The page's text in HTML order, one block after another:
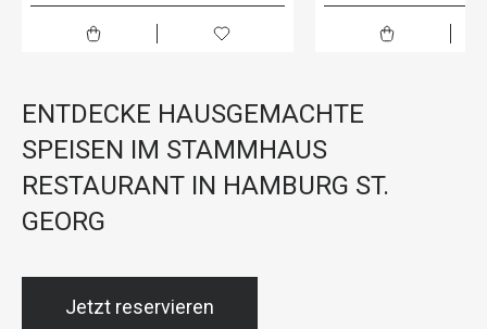
ENTDECKE HAUSGEMACHTE
SPEISEN IM STAMMHAUS
RESTAURANT IN HAMBURG ST.
GEORG
Jetzt reservieren